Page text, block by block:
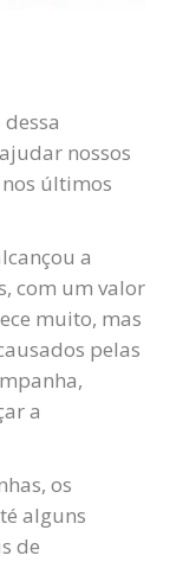
nossos
últimos
a
com um valor
muito, mas
pelas
a
os
alguns
de